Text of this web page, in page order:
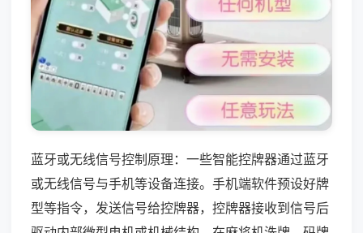
蓝牙或无线信号控制原理：一些智能控牌器通过蓝牙
或无线信号与手机等设备连接。手机端软件预设好牌
型等指令，发送信号给控牌器，控牌器接收到信号后